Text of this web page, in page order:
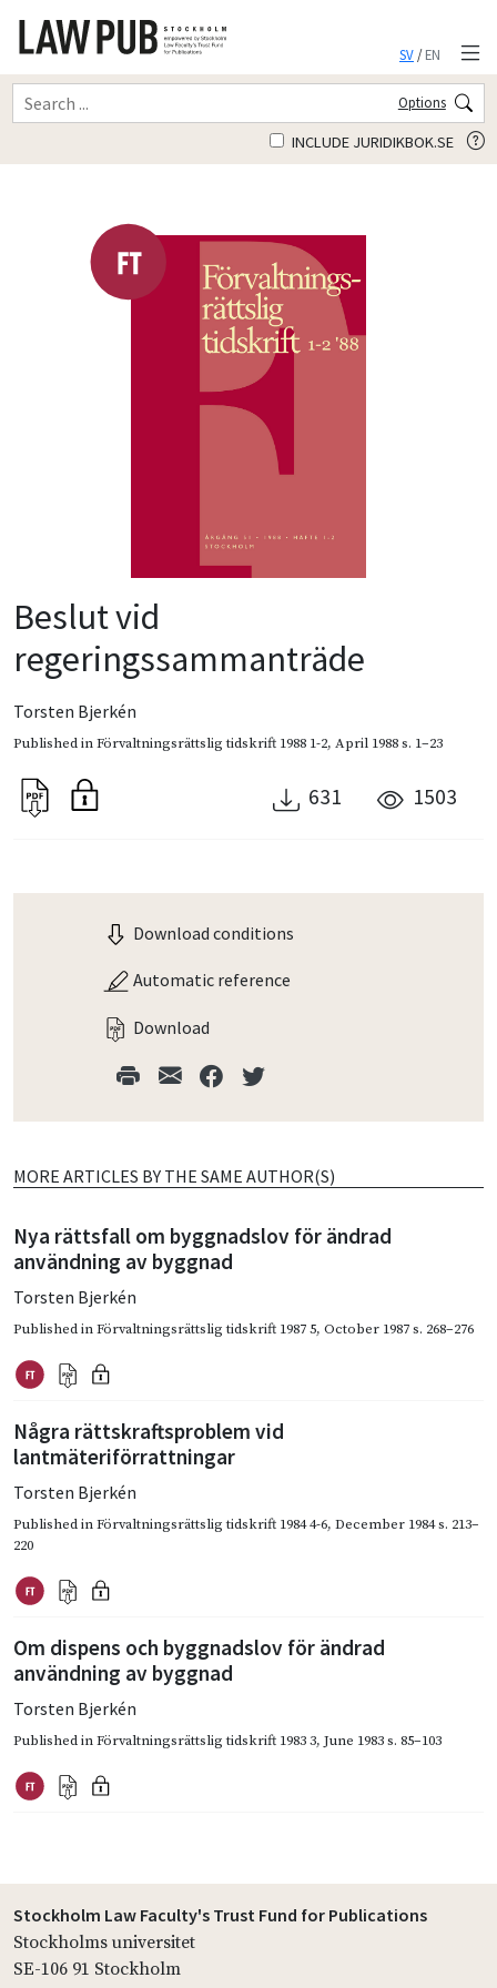
SV/EN
Options
INCLUDE JURIDIKBOK.SE
Beslut vid
regeringssammanträde
Torsten Bjerkén
Published inFörvaltningsrättslig tidskrift 1988 1-2, April 1988s. 1–23
631 1503
Download conditions
Automatic reference
Download
MORE ARTICLES BY THE SAME AUTHOR(S)
Nya rättsfall om byggnadslov för ändrad
användning av byggnad
Torsten Bjerkén
Published inFörvaltningsrättslig tidskrift 1987 5, October 1987s. 268–276
Några rättskraftsproblem vid
lantmäteriförrattningar
Torsten Bjerkén
Published inFörvaltningsrättslig tidskrift 1984 4-6, December 1984s. 213–
220
Om dispens och byggnadslov för ändrad
användning av byggnad
Torsten Bjerkén
Published inFörvaltningsrättslig tidskrift 1983 3, June 1983s. 85–103
Stockholm Law Faculty's Trust Fund for Publications
Stockholms universitet
SE-106 91 Stockholm